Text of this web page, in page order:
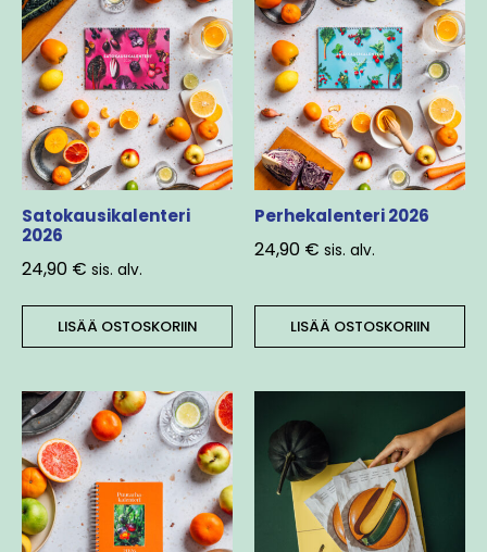
Satokausikalenteri
2026
24,90 € sis. alv.
LISÄÄ OSTOSKORIIN
Perhekalenteri 2026
24,90 € sis. alv.
LISÄÄ OSTOSKORIIN